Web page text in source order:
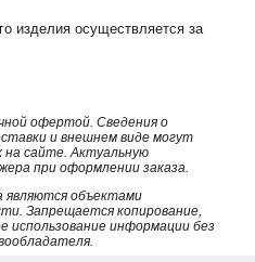
изделия осуществляется за
офертой. Сведения о
и внешнем виде могут
сайте. Актуальную
при оформлении заказа.
являются объектами
Запрещается копирование,
использование информации без